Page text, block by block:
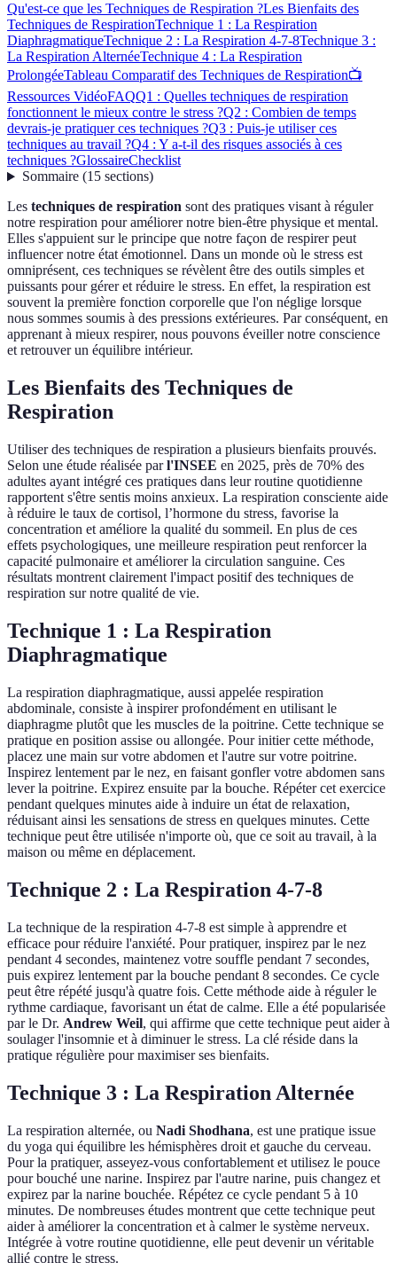
Qu'est-ce que les Techniques de Respiration ?Les Bienfaits des
Techniques de RespirationTechnique 1 : La Respiration
DiaphragmatiqueTechnique 2 : La Respiration 4-7-8Technique 3 :
La Respiration AlternéeTechnique 4 : La Respiration
ProlongéeTableau Comparatif des Techniques de Respiration📺
Ressources VidéoFAQQ1 : Quelles techniques de respiration
fonctionnent le mieux contre le stress ?Q2 : Combien de temps
devrais-je pratiquer ces techniques ?Q3 : Puis-je utiliser ces
techniques au travail ?Q4 : Y a-t-il des risques associés à ces
techniques ?GlossaireChecklist
Sommaire(15 sections)
Les techniques de respiration sont des pratiques visant à réguler
notre respiration pour améliorer notre bien-être physique et mental.
Elles s'appuient sur le principe que notre façon de respirer peut
influencer notre état émotionnel. Dans un monde où le stress est
omniprésent, ces techniques se révèlent être des outils simples et
puissants pour gérer et réduire le stress. En effet, la respiration est
souvent la première fonction corporelle que l'on néglige lorsque
nous sommes soumis à des pressions extérieures. Par conséquent, en
apprenant à mieux respirer, nous pouvons éveiller notre conscience
et retrouver un équilibre intérieur.
Les Bienfaits des Techniques de
Respiration
Utiliser des techniques de respiration a plusieurs bienfaits prouvés.
Selon une étude réalisée parl'INSEE en 2025, près de 70% des
adultes ayant intégré ces pratiques dans leur routine quotidienne
rapportent s'être sentis moins anxieux. La respiration consciente aide
à réduire le taux de cortisol, l’hormone du stress, favorise la
concentration et améliore la qualité du sommeil. En plus de ces
effets psychologiques, une meilleure respiration peut renforcer la
capacité pulmonaire et améliorer la circulation sanguine. Ces
résultats montrent clairement l'impact positif des techniques de
respiration sur notre qualité de vie.
Technique 1 : La Respiration
Diaphragmatique
La respiration diaphragmatique, aussi appelée respiration
abdominale, consiste à inspirer profondément en utilisant le
diaphragme plutôt que les muscles de la poitrine. Cette technique se
pratique en position assise ou allongée. Pour initier cette méthode,
placez une main sur votre abdomen et l'autre sur votre poitrine.
Inspirez lentement par le nez, en faisant gonfler votre abdomen sans
lever la poitrine. Expirez ensuite par la bouche. Répéter cet exercice
pendant quelques minutes aide à induire un état de relaxation,
réduisant ainsi les sensations de stress en quelques minutes. Cette
technique peut être utilisée n'importe où, que ce soit au travail, à la
maison ou même en déplacement.
Technique 2 : La Respiration 4-7-8
La technique de la respiration 4-7-8 est simple à apprendre et
efficace pour réduire l'anxiété. Pour pratiquer, inspirez par le nez
pendant 4 secondes, maintenez votre souffle pendant 7 secondes,
puis expirez lentement par la bouche pendant 8 secondes. Ce cycle
peut être répété jusqu'à quatre fois. Cette méthode aide à réguler le
rythme cardiaque, favorisant un état de calme. Elle a été popularisée
par le Dr. Andrew Weil, qui affirme que cette technique peut aider à
soulager l'insomnie et à diminuer le stress. La clé réside dans la
pratique régulière pour maximiser ses bienfaits.
Technique 3 : La Respiration Alternée
La respiration alternée, ou Nadi Shodhana, est une pratique issue
du yoga qui équilibre les hémisphères droit et gauche du cerveau.
Pour la pratiquer, asseyez-vous confortablement et utilisez le pouce
pour bouché une narine. Inspirez par l'autre narine, puis changez et
expirez par la narine bouchée. Répétez ce cycle pendant 5 à 10
minutes. De nombreuses études montrent que cette technique peut
aider à améliorer la concentration et à calmer le système nerveux.
Intégrée à votre routine quotidienne, elle peut devenir un véritable
allié contre le stress.